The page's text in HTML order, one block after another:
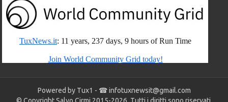
Powered by Tux1 - ☎infotuxnewsit@gmail.com